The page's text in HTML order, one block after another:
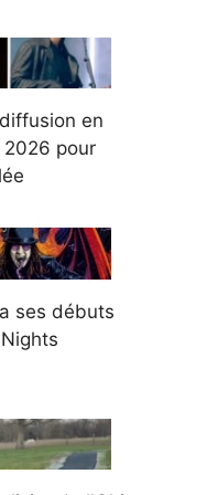
en
pour
ses débuts